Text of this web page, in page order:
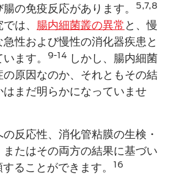
の免疫反応があります。 5,7,8
は、 腸内細菌叢​の異常 と、慢
性および慢性の消化器疾患と
ます。​
9-14 しかし、腸内細菌
原因なのか、それともその結
まだ明らかになっていませ
反応性、消化管粘膜の生検・
たはその両方の結果​に基づい
ることができます。
16